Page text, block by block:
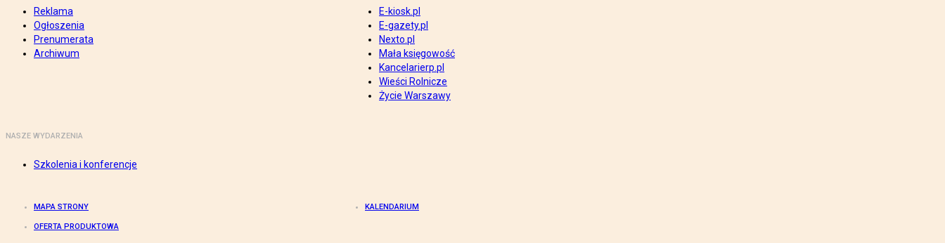
Reklama
Ogłoszenia
Prenumerata
Archiwum
E-kiosk.pl
E-gazety.pl
Nexto.pl
Mała księgowość
Kancelarierp.pl
Wieści Rolnicze
Życie Warszawy
NASZE WYDARZENIA
Szkolenia i konferencje
MAPA STRONY KALENDARIUM
OFERTA PRODUKTOWA